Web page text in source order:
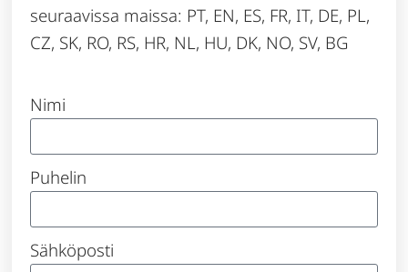
seuraavissa maissa: PT, EN, ES, FR, IT, DE, PL,
CZ, SK, RO, RS, HR, NL, HU, DK, NO, SV, BG
Nimi
Puhelin
Sähköposti